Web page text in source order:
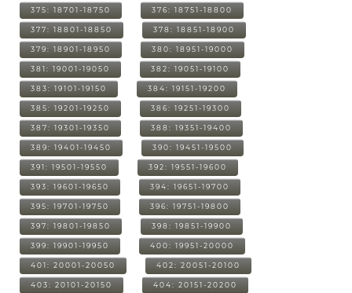
375: 18701-18750 376: 18751-18800
377: 18801-18850 378: 18851-18900
379: 18901-18950 380: 18951-19000
381: 19001-19050 382: 19051-19100
383: 19101-19150 384: 19151-19200
385: 19201-19250 386: 19251-19300
387: 19301-19350 388: 19351-19400
389: 19401-19450 390: 19451-19500
391: 19501-19550 392: 19551-19600
393: 19601-19650 394: 19651-19700
395: 19701-19750 396: 19751-19800
397: 19801-19850 398: 19851-19900
399: 19901-19950 400: 19951-20000
401: 20001-20050 402: 20051-20100
403: 20101-20150 404: 20151-20200